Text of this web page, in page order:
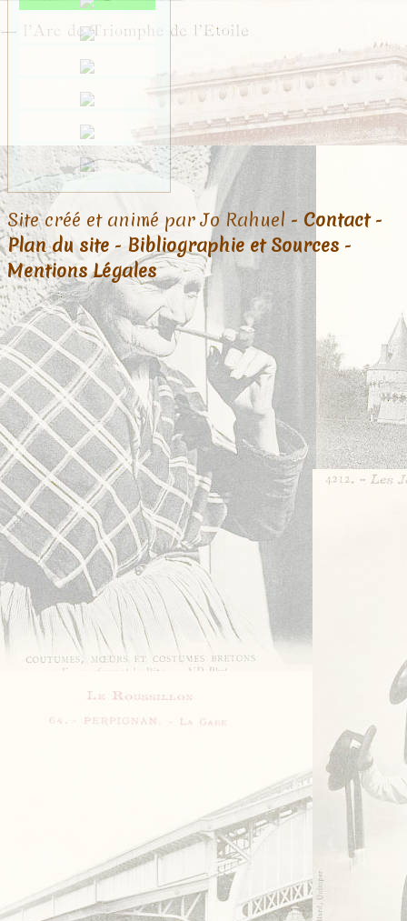
Site créé et animé par Jo Rahuel - Contact-
Plan du site -Bibliographie et Sources -
Mentions Légales